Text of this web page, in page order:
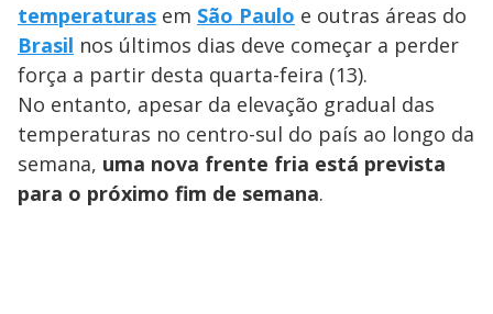
temperaturas em São Paulo e outras áreas do
Brasil nos últimos dias deve começar a perder
força a partir desta quarta-feira (13).
No entanto, apesar da elevação gradual das
temperaturas no centro-sul do país ao longo da
semana, uma nova frente fria está prevista
para o próximo fim de semana.